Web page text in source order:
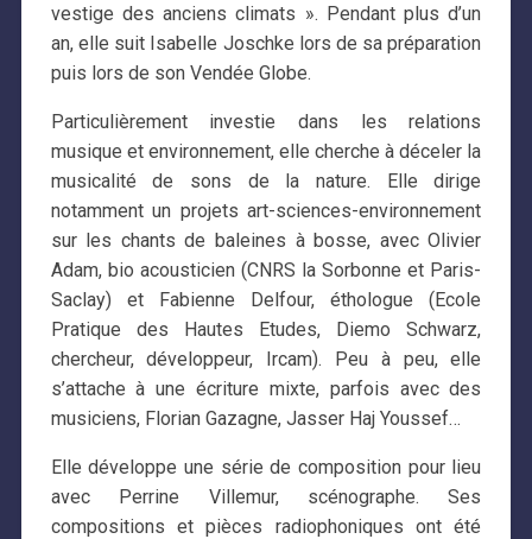
vestige des anciens climats ». Pendant plus d’un
an, elle suit Isabelle Joschke lors de sa préparation
puis lors de son Vendée Globe.
Particulièrement investie dans les relations
musique et environnement, elle cherche à déceler la
musicalité de sons de la nature. Elle dirige
notamment un projets art-sciences-environnement
sur les chants de baleines à bosse, avec Olivier
Adam, bio acousticien (CNRS la Sorbonne et Paris-
Saclay) et Fabienne Delfour, éthologue (Ecole
Pratique des Hautes Etudes, Diemo Schwarz,
chercheur, développeur, Ircam). Peu à peu, elle
s’attache à une écriture mixte, parfois avec des
musiciens, Florian Gazagne, Jasser Haj Youssef…
Elle développe une série de composition pour lieu
avec Perrine Villemur, scénographe. Ses
compositions et pièces radiophoniques ont été